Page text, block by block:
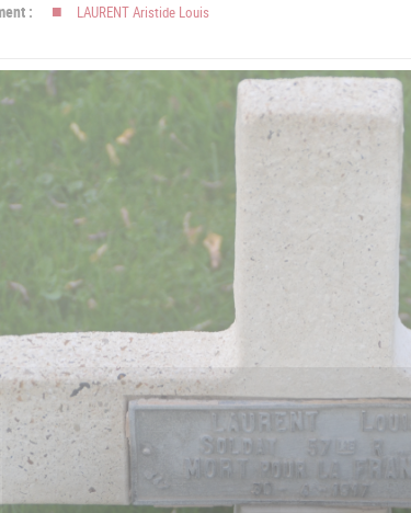
:
LAURENT Aristide Louis